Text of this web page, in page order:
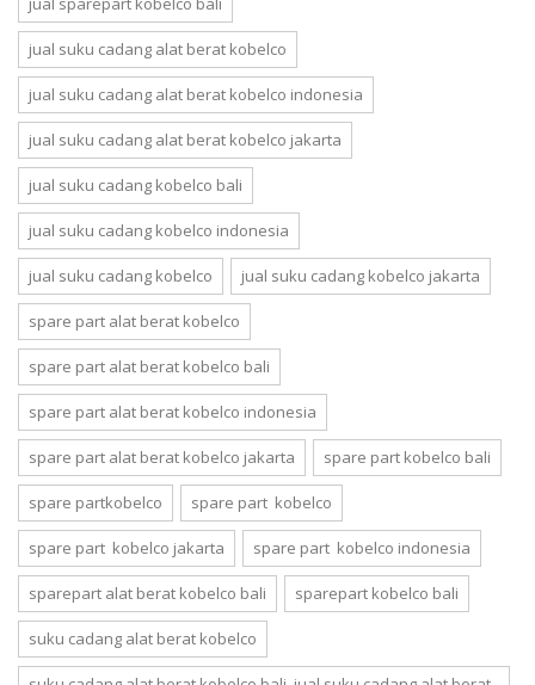
jual suku cadang alat berat kobelco
jual suku cadang alat berat kobelco indonesia
jual suku cadang alat berat kobelco jakarta
jual suku cadang kobelco bali
jual suku cadang kobelco indonesia
jual suku cadang kobelco jual suku cadang kobelco jakarta
spare part alat berat kobelco
spare part alat berat kobelco bali
spare part alat berat kobelco indonesia
spare part alat berat kobelco jakarta spare part kobelco bali
spare partkobelco spare part kobelco
spare part kobelco jakarta spare part kobelco indonesia
sparepart alat berat kobelco bali sparepart kobelco bali
suku cadang alat berat kobelco